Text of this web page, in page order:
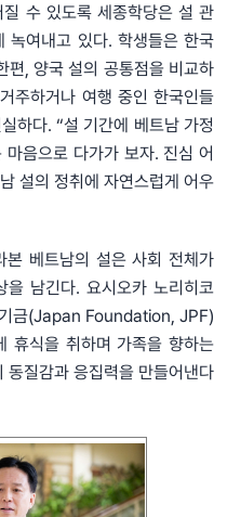
수 있도록 세종학당은 설 관
녹여내고 있다. 학생들은 한국
편, 양국 설의 공통점을 비교하
주하거나 여행 중인 한국인들
하다. “설 기간에 베트남 가정
음으로 다가가 보자. 진심 어
설의 정취에 자연스럽게 어우
본 베트남의 설은 사회 전체가
을 남긴다. 요시오카 노리히코
금(Japan Foundation, JPF)
휴식을 취하며 가족을 향하는
동질감과 응집력을 만들어낸다